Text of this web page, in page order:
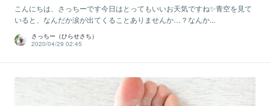
こんにちは、さっちーです今日はとってもいいお天気ですね✨青空を見て
いると、なんだか涙が出てくることありませんか…？なんか...
さっちー（ひらせさち）
2020/04/29 02:45